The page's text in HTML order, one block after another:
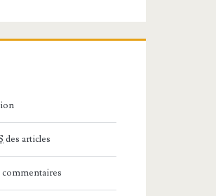
des articles
commentaires